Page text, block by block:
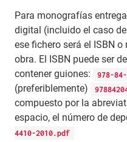
Para monografías
digital (incluido el caso
ese fichero será el ISBN
obra. El ISBN puede ser
contener guiones:
978-
(preferiblemente)
compuesto por la
espacio, el número de
4410-2010.pdf